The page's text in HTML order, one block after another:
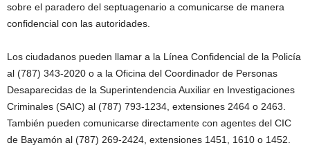
sobre el paradero del septuagenario a comunicarse de manera
confidencial con las autoridades.
Los ciudadanos pueden llamar a la Línea Confidencial de la Policía
al (787) 343-2020 o a la Oficina del Coordinador de Personas
Desaparecidas de la Superintendencia Auxiliar en Investigaciones
Criminales (SAIC) al (787) 793-1234, extensiones 2464 o 2463.
También pueden comunicarse directamente con agentes del CIC
de Bayamón al (787) 269-2424, extensiones 1451, 1610 o 1452.